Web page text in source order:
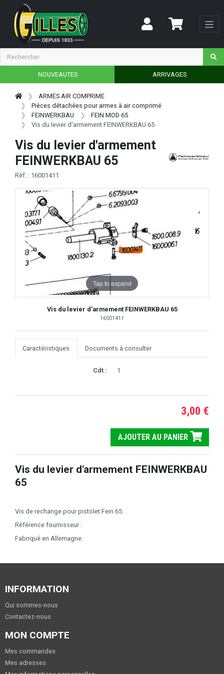
NOUVEAUTES ARRIVAGES
ARMES AIR COMPRIME
Pièces détachées pour armes à air comprimé
FEINWERKBAU
FEIN MOD 65
Vis du levier d'armement FEINWERKBAU 65
Vis du levier d'armement
FEINWERKBAU 65
Réf. : 16001411
Tap to expand
Vis du levier d'armement FEINWERKBAU 65
16001411
Caractéristiques Documents à consulter
Cdt : 1
3,00 €
AJOUTER AU PANIER
Vis du levier d'armement FEINWERKBAU
65
Vis de rechange pour pistolet Fein 65.
Référence fournisseur :
Fabriqué en Allemagne.
INFORMATION
Qui sommes-nous
Contactez-nous
MON COMPTE
Mes commandes
Mes adresses